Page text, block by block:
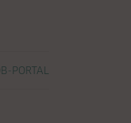
PORTAL